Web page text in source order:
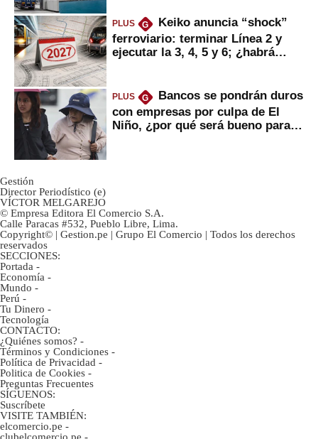
PLUS G
Keiko anuncia “shock”
ferroviario: terminar Línea 2 y
ejecutar la 3, 4, 5 y 6; ¿habrá
PLUS G
Bancos se pondrán duros
con empresas por culpa de El
Niño, ¿por qué será bueno para
Gestión
Director Periodístico (e)
VÍCTOR MELGAREJO
© Empresa Editora El Comercio S.A.
Calle Paracas #532, Pueblo Libre, Lima.
Copyright© | Gestion.pe | Grupo El Comercio | Todos los derechos
reservados
SECCIONES:
Portada -
Economía -
Mundo -
Perú -
Tu Dinero -
Tecnología
CONTACTO:
¿Quiénes somos? -
Términos y Condiciones -
Política de Privacidad -
Politica de Cookies -
Preguntas Frecuentes
SÍGUENOS:
Suscríbete
VISITE TAMBIÉN:
elcomercio.pe -